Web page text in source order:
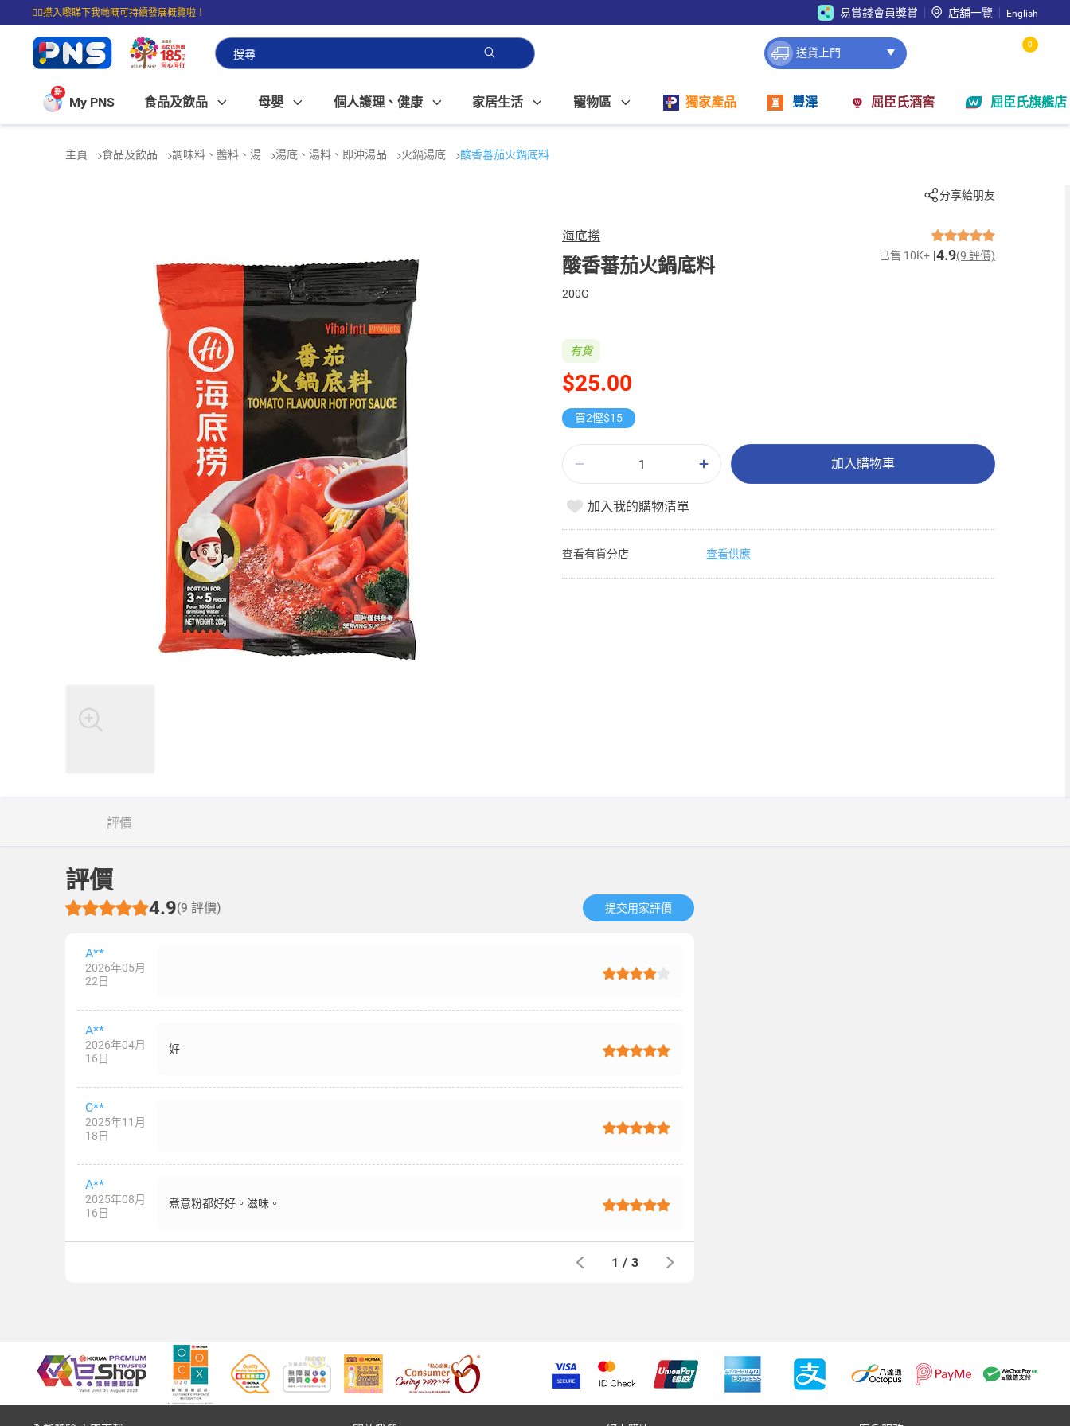
☝🏼㩒入嚟睇下我哋嘅可持續發展概覽啦！
⭐購物滿$399即享免費送貨；滿$100即可免費店取。
易賞錢會員獎賞 店舖一覽 English
送貨上門
0
新
My PNS 食品及飲品 母嬰 個人護理、健康 家居生活 寵物區 獨家產品 豐澤 屈臣氏酒窖 屈臣氏旗艦店
主頁 食品及飲品 調味料、醬料、湯 湯底、湯料、即沖湯品 火鍋湯底 酸香蕃茄火鍋底料
分享給朋友
海底撈
酸香蕃茄火鍋底料 已售 10K+ 4.9(9 評價)
200G
$25.00
有貨
買2慳$15
加入購物車
加入我的購物清單
查看有貨分店 查看供應
評價
評價
4.9(9 評價) 提交用家評價​
A**
2026年05月
22日
A**
2026年04月
16日
好
C**
2025年11月
18日
A**
2025年08月
16日
煮意粉都好好。滋味。
1 / 3